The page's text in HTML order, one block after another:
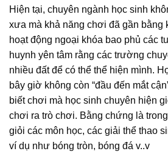
Hiện tại, chuyên ngành học sinh
xưa mà khả năng chơi đã gần bằng
hoạt động ngoại khóa bao phủ các
huynh yên tâm rằng các trường
nhiều đất để có thể thể hiện mình.
bây giờ không còn “đầu đến mắt
biết chơi mà học sinh chuyên hiện
chơi ra trò chơi. Bằng chứng là
giỏi các môn học, các giải thể thao
ví dụ như bóng tròn, bóng đá v..v